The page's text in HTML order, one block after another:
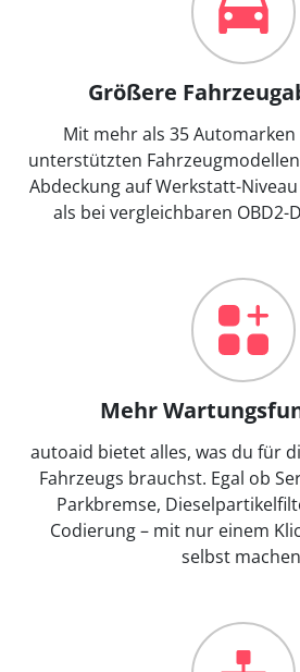
Größere
Mit mehr als 35
unterstützten
Abdeckung auf Werkstatt-
als bei vergleichbaren OBD2-
Mehr
autoaid bietet alles, was du für
Fahrzeugs brauchst. Egal ob
Parkbremse,
Codierung – mit nur einem
selbst